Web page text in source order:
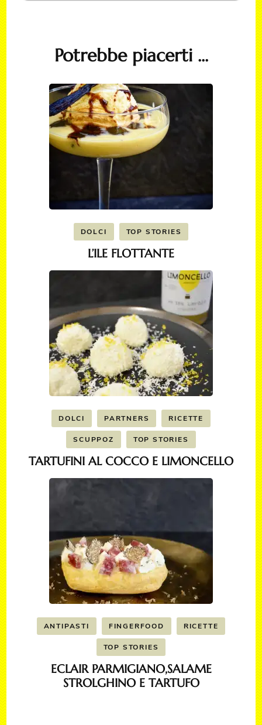
Potrebbe piacerti ...
DOLCI TOP STORIES
L’ILE FLOTTANTE
DOLCI PARTNERS RICETTE
SCUPPOZ TOP STORIES
TARTUFINI AL COCCO E LIMONCELLO
ANTIPASTI FINGERFOOD RICETTE
TOP STORIES
ECLAIR PARMIGIANO,SALAME
STROLGHINO E TARTUFO